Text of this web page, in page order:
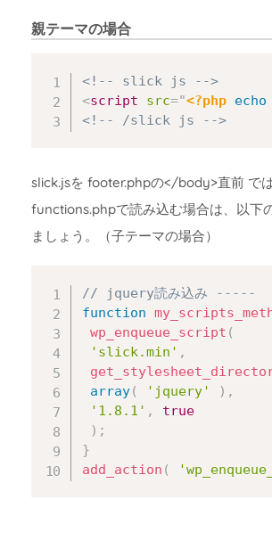
親テーマの場合
<!-- slick js -->
<script src="<?php echo
<!-- /slick js -->
slick.jsを footer.phpの</body>直前 では
functions.phpで読み込む場合は、以下
ましょう。（子テーマの場合）
// jquery読み込み -----
function
wp_enqueue_script (
'slick.min' ,
array( 'jquery' ) ,
'1.8.1' ,
true
) ;
}
add_action (